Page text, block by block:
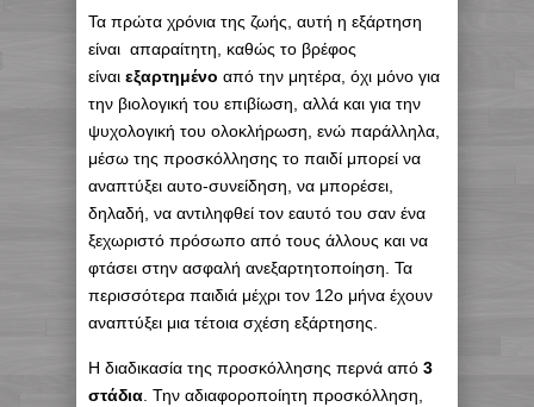
Τα πρώτα χρόνια της ζωής, αυτή η εξάρτηση
είναι απαραίτητη, καθώς το βρέφος
είναι εξαρτημένο από την μητέρα, όχι μόνο για
την βιολογική του επιβίωση, αλλά και για την
ψυχολογική του ολοκλήρωση, ενώ παράλληλα,
μέσω της προσκόλλησης το παιδί μπορεί να
αναπτύξει αυτο-συνείδηση, να μπορέσει,
δηλαδή, να αντιληφθεί τον εαυτό του σαν ένα
ξεχωριστό πρόσωπο από τους άλλους και να
φτάσει στην ασφαλή ανεξαρτητοποίηση. Τα
περισσότερα παιδιά μέχρι τον 12ο μήνα έχουν
αναπτύξει μια τέτοια σχέση εξάρτησης.
Η διαδικασία της προσκόλλησης περνά από 3
στάδια . Την αδιαφοροποίητη προσκόλληση,